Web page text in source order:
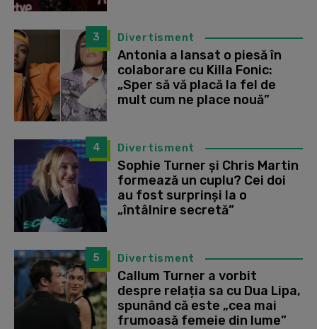
3 Divertisment
Antonia a lansat o piesă în
colaborare cu Killa Fonic:
„Sper să vă placă la fel de
mult cum ne place nouă”
4 Divertisment
Sophie Turner și Chris Martin
formează un cuplu? Cei doi
au fost surprinși la o
„întâlnire secretă”
5 Divertisment
Callum Turner a vorbit
despre relația sa cu Dua Lipa,
spunând că este „cea mai
frumoasă femeie din lume”